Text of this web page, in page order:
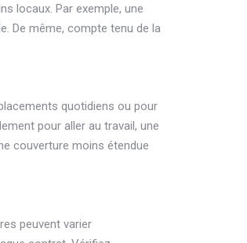
locaux. Par exemple, une
De même, compte tenu de la
quotidiens ou pour
pour aller au travail, une
couverture moins étendue
peuvent varier